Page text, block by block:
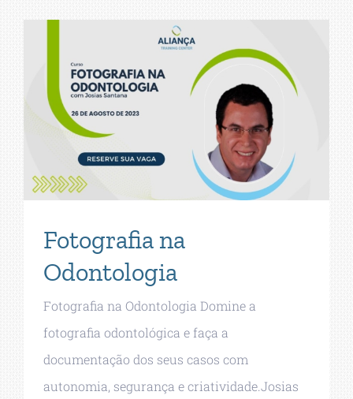
Fotografia na
Odontologia
Fotografia na Odontologia Domine a
fotografia odontológica e faça a
documentação dos seus casos com
autonomia, segurança e criatividade.Josias